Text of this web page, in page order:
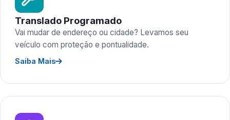
Translado Programado
Vai mudar de endereço ou cidade? Levamos seu
veículo com proteção e pontualidade.
Saiba Mais